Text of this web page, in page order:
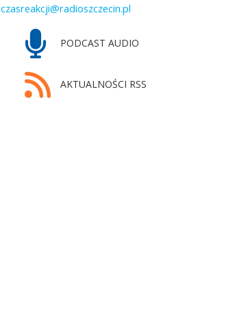
czasreakcji@radioszczecin.pl
PODCAST AUDIO
AKTUALNOŚCI RSS